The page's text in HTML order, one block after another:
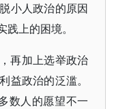
小人政治的原因
上的困境。
再加上选举政治
益政治的泛滥。
数人的愿望不一